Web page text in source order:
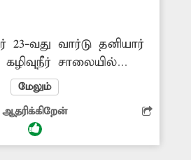
23-வது வார்டு தனியார்
சாலையில்
இதனால் கடும்
பல்வேறு
பரவும் அபாயமும்
இதன் காரணமாக
மேலும்
ஆதரிக்கிறேன்